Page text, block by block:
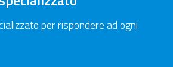
per rispondere ad ogni